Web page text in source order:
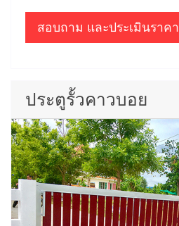
สอบถาม และประเมินราคา
ประตูรั้วคาวบอย